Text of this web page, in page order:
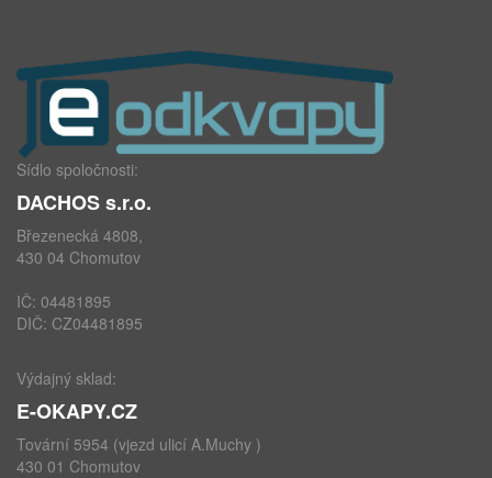
Sídlo spoločnosti:
DACHOS s.r.o.
Březenecká 4808,
430 04 Chomutov
IČ: 04481895
DIČ: CZ04481895
Výdajný sklad:
E-OKAPY.CZ
Tovární 5954 (vjezd ulicí A.Muchy )
430 01 Chomutov